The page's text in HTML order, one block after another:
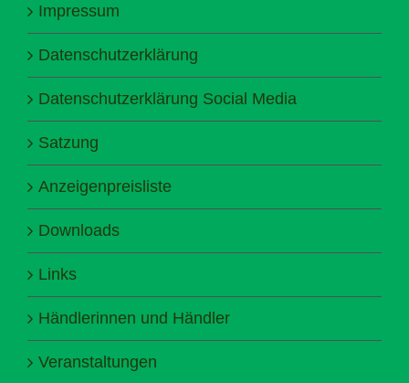
Impressum
Datenschutzerklärung
Datenschutzerklärung Social Media
Satzung
Anzeigenpreisliste
Downloads
Links
Händlerinnen und Händler
Veranstaltungen